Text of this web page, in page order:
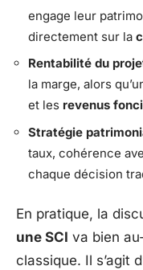
engage leur
directement sur la
Rentabilité du
la marge, alors
et les revenus
Stratégie
taux, cohérence
chaque décision
En pratique, la
une SCI va bien
classique. Il s’agit